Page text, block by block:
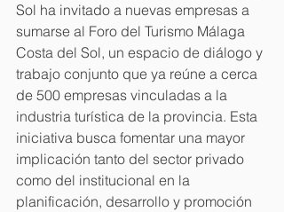
Sol ha invitado a nuevas empresas a
sumarse al Foro del Turismo Málaga
Costa del Sol, un espacio de diálogo y
trabajo conjunto que ya reúne a cerca
de 500 empresas vinculadas a la
industria turística de la provincia. Esta
iniciativa busca fomentar una mayor
implicación tanto del sector privado
como del institucional en la
planificación, desarrollo y promoción